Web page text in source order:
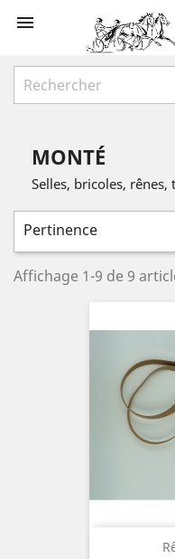

MONTÉ
Selles, bricoles,
Pertinence
Affichage 1-9 de 9